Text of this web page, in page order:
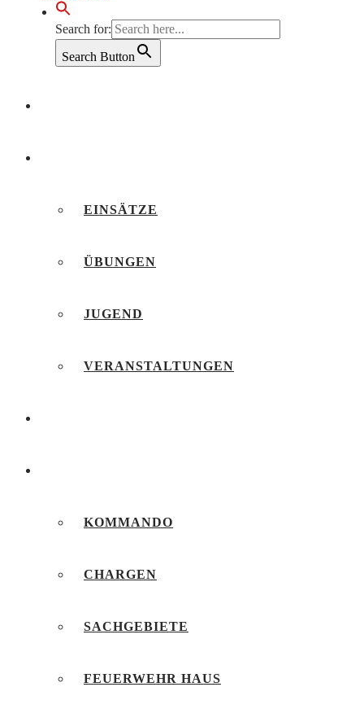
Search for:
Search Button
EINSÄTZE
ÜBUNGEN
JUGEND
VERANSTALTUNGEN
KOMMANDO
CHARGEN
SACHGEBIETE
FEUERWEHR HAUS